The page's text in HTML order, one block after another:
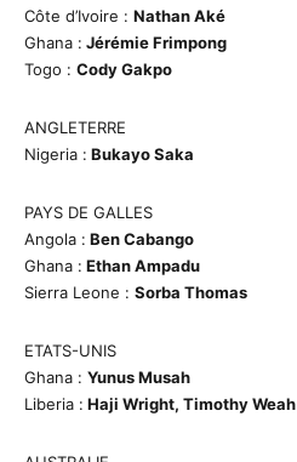
Côte d’Ivoire : Nathan Aké
Ghana : Jérémie Frimpong
Togo : Cody Gakpo
ANGLETERRE
Nigeria : Bukayo Saka
PAYS DE GALLES
Angola : Ben Cabango
Ghana : Ethan Ampadu
Sierra Leone : Sorba Thomas
ETATS-UNIS
Ghana : Yunus Musah
Liberia : Haji Wright, Timothy Weah